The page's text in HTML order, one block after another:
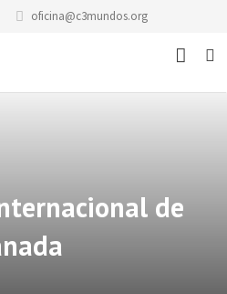
oficina@c3mundos.org
de los Tres Mundos
de